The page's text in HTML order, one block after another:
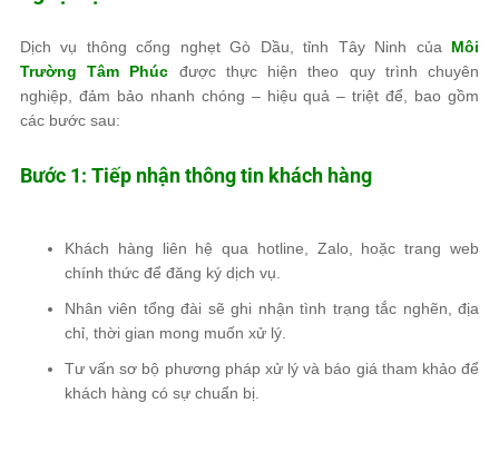
Dịch vụ thông cống nghẹtGò Dầu, tỉnh Tây Ninh của Môi
Trường Tâm Phúc được thực hiện theo quy trình chuyên
nghiệp, đảm bảo nhanh chóng – hiệu quả – triệt để , bao gồm
các bước sau:
Bước 1: Tiếp nhận thông tin khách hàng
Khách hàng liên hệ qua hotline Zalo, hoặctrang web
chính thức để đăng ký dịch vụ.
Nhân viên tổng đài sẽ ghi nhậntình trạng tắc nghẽn, địa
chỉ, thời gian mong muốn xử lý
Tư vấn sơ bộ phương pháp xử lý và báo giá tham khảođể
khách hàng có sự chuẩn bị.